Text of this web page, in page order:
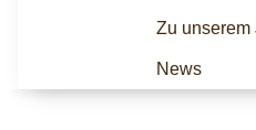
Zu unserem
News